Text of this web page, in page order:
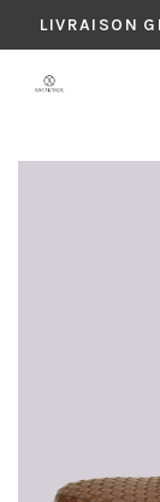
LIVRAISON